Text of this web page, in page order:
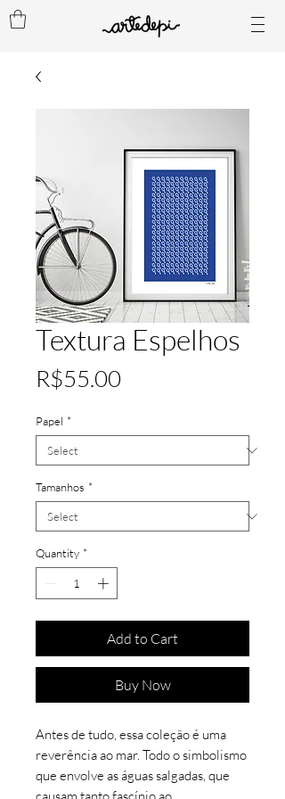
Textura Espelhos
R$55.00Price
Papel *
Tamanhos *
Quantity *
Add to Cart
Buy Now
Antes de tudo, essa coleção é uma
reverência ao mar. Todo o simbolismo
que envolve as águas salgadas, que